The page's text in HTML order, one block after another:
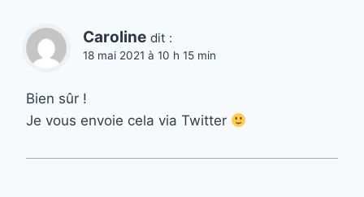
Caroline dit :
18 mai 2021 à 10 h 15 min
Bien sûr !
Je vous envoie cela via Twitter